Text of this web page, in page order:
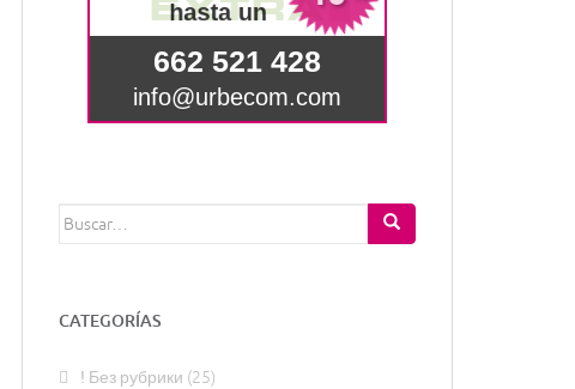
Buscar:
CATEGORÍAS
! Без рубрики (25)